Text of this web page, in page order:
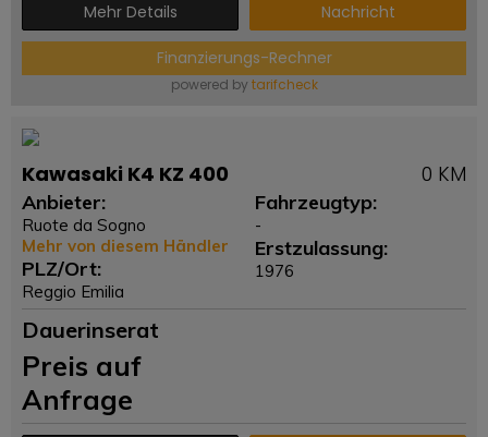
Mehr Details Nachricht
Finanzierungs-Rechner
powered by tarifcheck
Kawasaki K4 KZ 400 0 KM
Anbieter:
Ruote da Sogno
Mehr von diesem Händler
PLZ/Ort:
Reggio Emilia
Fahrzeugtyp:
-
Erstzulassung:
1976
Dauerinserat
Preis auf
Anfrage